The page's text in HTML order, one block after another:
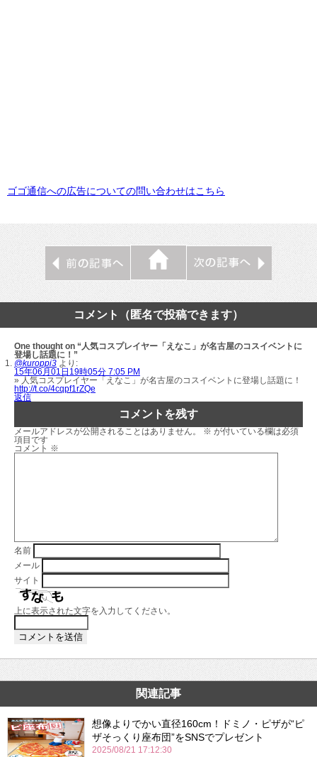
ゴゴ通信への広告についての問い合わせはこちら
コメント（匿名で投稿できます）
One thought on “人気コスプレイヤー「えなこ」が名古屋のコスイベントに
登場し話題に！”
@kuroppi3 より:
15年06月01日19時05分 7:05 PM
» 人気コスプレイヤー「えなこ」が名古屋のコスイベントに登場し話題に！
http://t.co/4cqpf1rZQe
返信
コメントを残す
メールアドレスが公開されることはありません。 ※ が付いている欄は必須
項目です
コメント ※
名前
メール
サイト
上に表示された文字を入力してください。
関連記事
想像よりでかい直径160cm！ドミノ・ピザが“ピ
ザそっくり座布団”をSNSでプレゼント
2025/08/21 17:12:30